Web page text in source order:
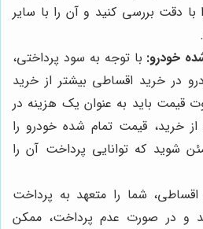
دقت بررسی کنید و آن را با سایر
خودرو: با توجه به سود پرداختی،
در خرید اقساطی بیشتر از خرید
قیمت باید به عنوان یک هزینه در
خرید، قیمت تمام شده خودرو را
شوید که توانایی پرداخت آن را
شما را متعهد به پرداخت
و در صورت عدم پرداخت، ممکن